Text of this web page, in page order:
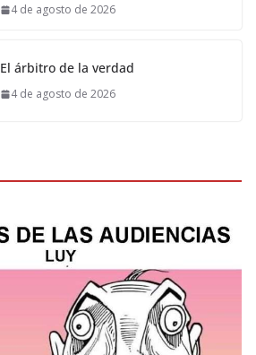
4 de agosto de 2026
El árbitro de la verdad
4 de agosto de 2026